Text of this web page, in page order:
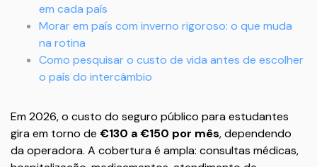
em cada país
Morar em país com inverno rigoroso: o que muda
na rotina
Como pesquisar o custo de vida antes de escolher
o país do intercâmbio
Em 2026, o custo do seguro público para estudantes
gira em torno de €130 a €150 por mês, dependendo
da operadora. A cobertura é ampla: consultas médicas,